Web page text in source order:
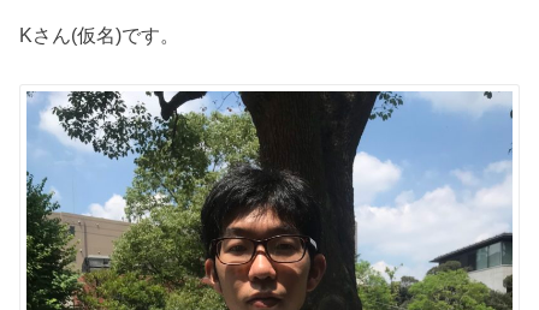
Kさん(仮名)です。